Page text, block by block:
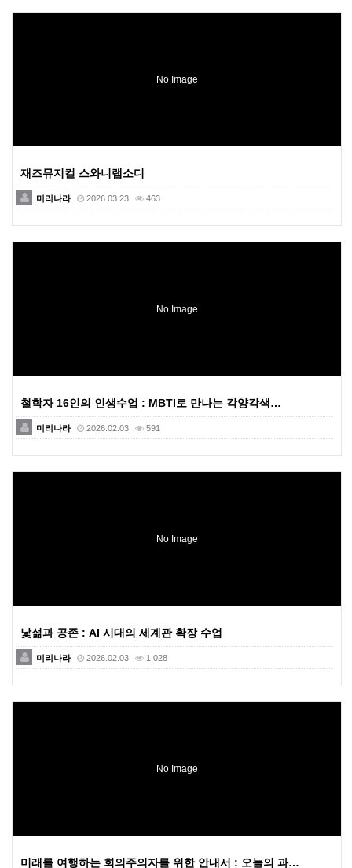
No Image
재즈뮤지컬 스와니랩소디
미리나라 2026.03.23 463
No Image
철학자 16인의 인생수업 : MBTI로 만나는 각양각색…
미리나라 2026.02.03 591
No Image
낯섦과 공존 : AI 시대의 세계관 확장 수업
미리나라 2026.02.03 1,028
No Image
미래를 여행하는 회의주의자를 위한 안내서 : 오늘의 과…